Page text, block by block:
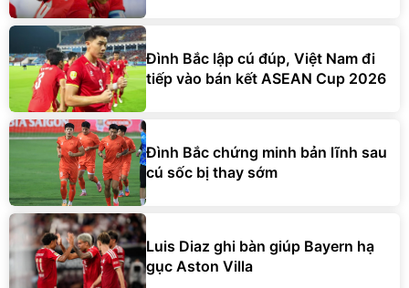
Đình Bắc lập cú đúp, Việt Nam đi
tiếp vào bán kết ASEAN Cup 2026
Đình Bắc chứng minh bản lĩnh sau
cú sốc bị thay sớm
Luis Diaz ghi bàn giúp Bayern hạ
gục Aston Villa